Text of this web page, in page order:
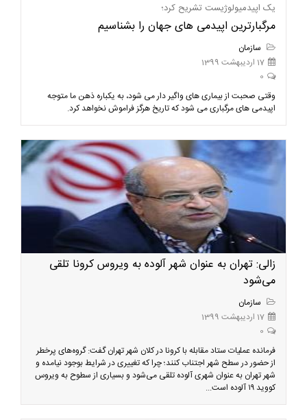
یک اپیدمیولوژیست تشریح کرد؛
مرگبارترین اپیدمی های جهان را بشناسیم
سازمان
17 اردیبهشت 1399
0
وقتی صحبت از بیماری های واگیر دار می شود، به یکباره ذهن ما متوجه
اپیدمی های مرگباری می شود که تاریخ هرگز فراموش نخواهد کرد.
زالی: تهران به عنوان شهر آلوده به ویروس کرونا تلقی
می‌شود
سازمان
17 اردیبهشت 1399
0
فرمانده عملیات ستاد مقابله با کرونا در کلان شهر تهران گفت: گروه‌های پرخطر
از حضور در سطح شهر اجتناب کنند؛ چرا که تغییری در شرایط بوجود نیامده و
شهر تهران به عنوان شهری آلوده تلقی می‌شود و بسیاری از سطوح به ویروس
کووید ۱۹ آلوده است...